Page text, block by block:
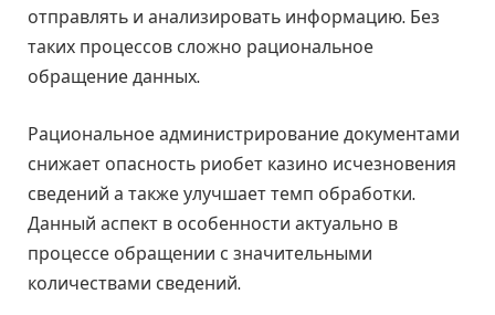
отправлять и анализировать информацию. Без
таких процессов сложно рациональное
обращение данных.
Рациональное администрирование документами
снижает опасность риобет казино исчезновения
сведений а также улучшает темп обработки.
Данный аспект в особенности актуально в
процессе обращении с значительными
количествами сведений.